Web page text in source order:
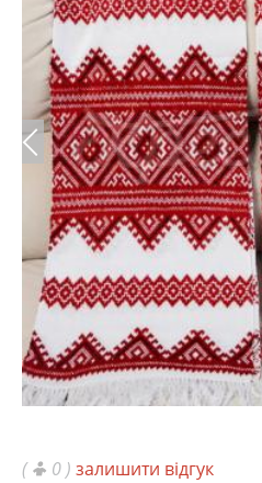
(
0 ) залишити відгук